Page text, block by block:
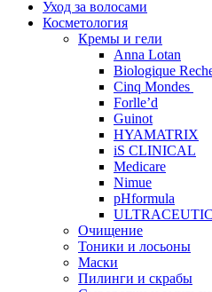
Уход за волосами
Косметология
Кремы и гели
Anna Lotan
Biologique
Cinq Mondes
Forlle’d
Guinot
HYAMATRIX
iS CLINICAL
Medicare
Nimue
pHformula
Очищение
Тоники и лосьоны
Маски
Пилинги и скрабы